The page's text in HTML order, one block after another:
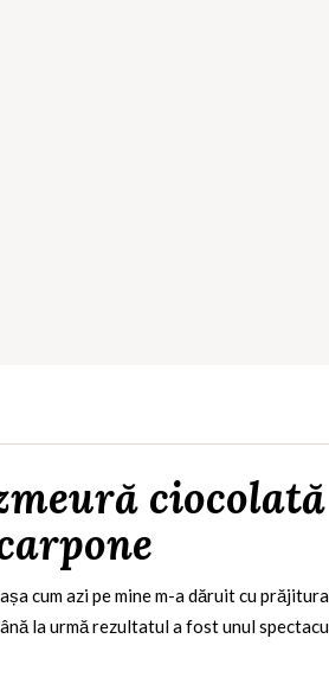
cum azi pe mine m-a dăruit cu
la urmă rezultatul a fost unul